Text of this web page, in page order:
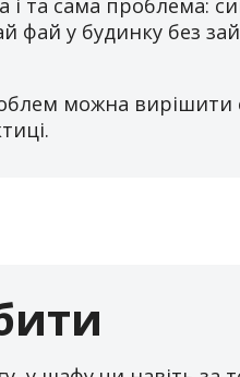
і та сама проблема:
фай у будинку без
можна вирішити